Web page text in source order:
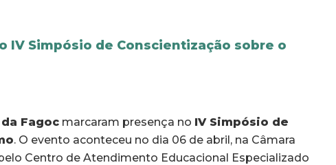
IV Simpósio de Conscientização sobre o
Fagoc marcaram presença no IV Simpósio de
. O evento aconteceu no dia 06 de abril, na Câmara
Centro de Atendimento Educacional Especializado